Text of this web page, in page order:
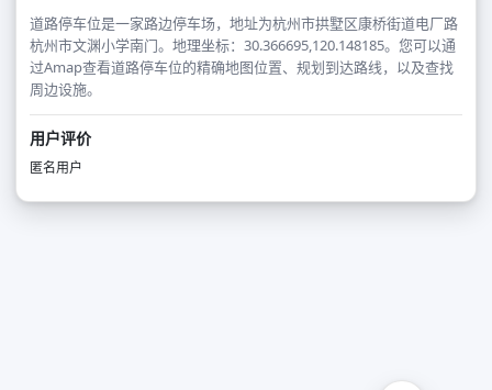
道路停车位是一家路边停车场，地址为杭州市拱墅区康桥街道电厂路
杭州市文渊小学南门。地理坐标：30.366695,120.148185。您可以通
过Amap查看道路停车位的精确地图位置、规划到达路线，以及查找
周边设施。
用户评价
匿名用户